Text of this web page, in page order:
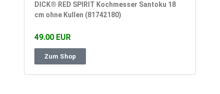
DICK® RED SPIRIT Kochmesser Santoku 18
cm ohne Kullen (81742180)
49.00 EUR
Zum Shop